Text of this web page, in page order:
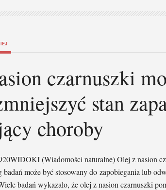
czarnuszki
stan
choroby
(Wiadomości naturalne) Olej z nasion
badań może być stosowany do zapobiegania lub
badań wykazało, że olej z nasion czarnuszki